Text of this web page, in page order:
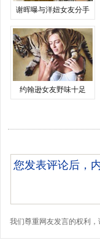
谢晖曝与洋妞女友分手
约翰逊女友野味十足
我们尊重网友发言的权利，